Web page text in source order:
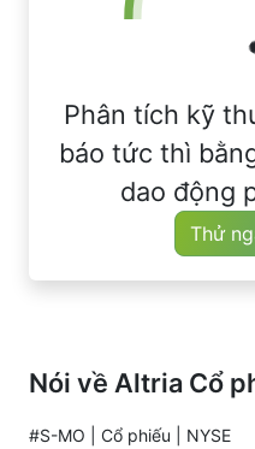
Phân tích kỹ
báo tức thì
dao động
Thử
Nói về Altria Cổ
#S-MO | Cổ phiếu | NYSE